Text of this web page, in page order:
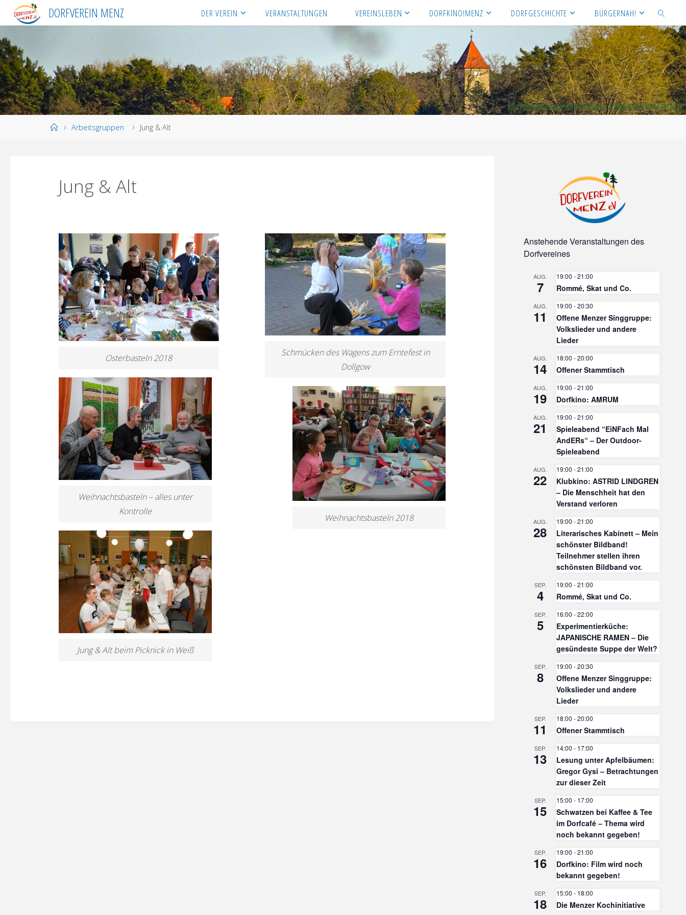
content
DORFVEREIN MENZ DER VEREIN VERANSTALTUNGEN VEREINSLEBEN DORFKINO!MENZ DORFGESCHICHTE BÜRGERNAH!
SEARCH
HomeArbeitsgruppen Jung & Alt
Jung & Alt
Osterbasteln 2018
Schmücken des Wagens zum Erntefest in
Dollgow
Weihnachtsbasteln – alles unter
Kontrolle
Weihnachtsbasteln 2018
Jung & Alt beim Picknick in Weiß
Anstehende Veranstaltungen des
Dorfvereines
AUG.
7
19:00 -21:00
Rommé, Skat und Co.
AUG.
11
19:00 -20:30
Offene Menzer Singgruppe:
Volkslieder und andere
Lieder
AUG.
14
18:00 -20:00
Offener Stammtisch
AUG.
19
19:00 -21:00
Dorfkino: AMRUM
AUG.
21
19:00 -21:00
Spieleabend “EiNFach Mal
AndERs“ – Der Outdoor-
Spieleabend
AUG.
22
19:00 -21:00
Klubkino: ASTRID LINDGREN
– Die Menschheit hat den
Verstand verloren
AUG.
28
19:00 -21:00
Literarisches Kabinett – Mein
schönster Bildband!
Teilnehmer stellen ihren
schönsten Bildband vor.
SEP.
4
19:00 -21:00
Rommé, Skat und Co.
SEP.
5
16:00 -22:00
Experimentierküche:
JAPANISCHE RAMEN – Die
gesündeste Suppe der Welt?
SEP.
8
19:00 -20:30
Offene Menzer Singgruppe:
Volkslieder und andere
Lieder
SEP.
11
18:00 -20:00
Offener Stammtisch
SEP.
13
14:00 - 17:00
Lesung unter Apfelbäumen:
Gregor Gysi – Betrachtungen
zur dieser Zeit
SEP.
15
15:00 - 17:00
Schwatzen bei Kaffee & Tee
im Dorfcafé – Thema wird
noch bekannt gegeben!
SEP.
16
19:00 -21:00
Dorfkino: Film wird noch
bekannt gegeben!
SEP.
18
15:00 - 18:00
Die Menzer Kochinitiative